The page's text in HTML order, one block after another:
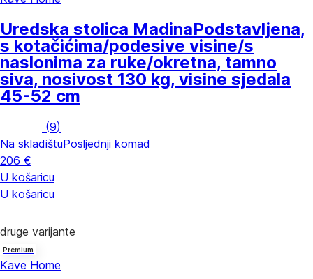
Uredska stolica MadinaPodstavljena,
s kotačićima/podesive visine/s
naslonima za ruke/okretna, tamno
siva, nosivost 130 kg, visine sjedala
45-52 cm
(9)
Na skladištuPosljednji komad
206 €
U košaricu
U košaricu
druge varijante
Premium
Kave Home